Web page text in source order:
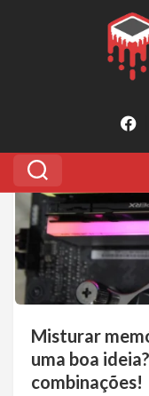
pode
Misturar
uma boa
combinações!